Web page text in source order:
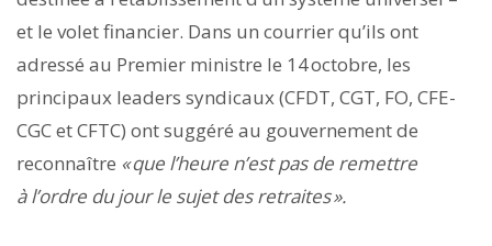
et le volet financier. Dans un courrier qu’ils ont
adressé au Premier ministre le 14 octobre, les
principaux leaders syndicaux (CFDT, CGT, FO, CFE-
CGC et CFTC) ont suggéré au gouvernement de
reconnaître « que l’heure n’est pas de remettre
à l’ordre du jour le sujet des retraites ».